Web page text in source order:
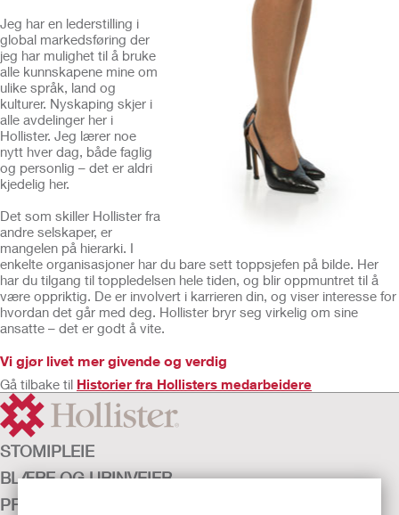
Jeg har en lederstilling i
global markedsføring der
jeg har mulighet til å bruke
alle kunnskapene mine om
ulike språk, land og
kulturer. Nyskaping skjer i
alle avdelinger her i
Hollister. Jeg lærer noe
nytt hver dag, både faglig
og personlig – det er aldri
kjedelig her.
Det som skiller Hollister fra
andre selskaper, er
mangelen på hierarki. I
enkelte organisasjoner har du bare sett toppsjefen på bilde. Her
har du tilgang til toppledelsen hele tiden, og blir oppmuntret til å
være oppriktig. De er involvert i karrieren din, og viser interesse for
hvordan det går med deg. Hollister bryr seg virkelig om sine
ansatte – det er godt å vite.
Vi gjør livet mer givende og verdig
Gå tilbake til Historier fra Hollisters medarbeidere
STOMIPLEIE
BLÆRE OG URINVEIER
PRODUKTER